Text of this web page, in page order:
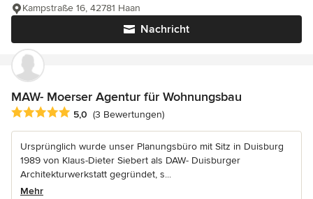
Nachricht
Kampstraße 16, 42781 Haan
MAW- Moerser Agentur für Wohnungsbau
Durchschnittliche Bewertung: 5 von 5 Sternen
5,0 (3 Bewertungen)
Ursprünglich wurde unser Planungsbüro mit Sitz in Duisburg
1989 von Klaus-Dieter Siebert als DAW- Duisburger
Architekturwerkstatt gegründet, s...
Mehr